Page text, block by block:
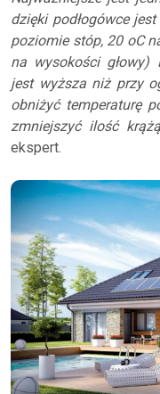
dzięki podłogówce
poziomie stóp, 20 oC
na wysokości głowy)
jest wyższa niż przy
obniżyć temperaturę
zmniejszyć ilość
ekspert.